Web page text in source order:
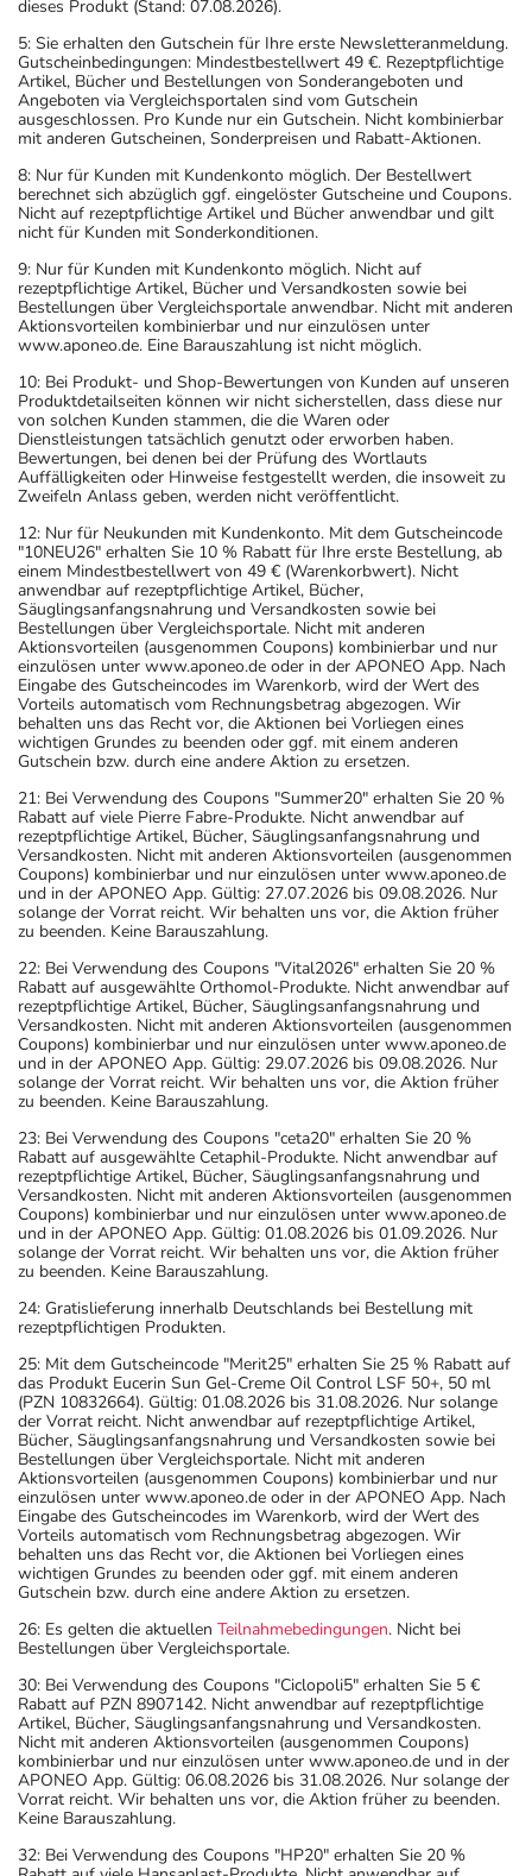
dieses Produkt (Stand: 07.08.2026).
5: Sie erhalten den Gutschein für Ihre erste Newsletteranmeldung.
Gutscheinbedingungen: Mindestbestellwert 49 €. Rezeptpflichtige
Artikel, Bücher und Bestellungen von Sonderangeboten und
Angeboten via Vergleichsportalen sind vom Gutschein
ausgeschlossen. Pro Kunde nur ein Gutschein. Nicht kombinierbar
mit anderen Gutscheinen, Sonderpreisen und Rabatt-Aktionen.
8: Nur für Kunden mit Kundenkonto möglich. Der Bestellwert
berechnet sich abzüglich ggf. eingelöster Gutscheine und Coupons.
Nicht auf rezeptpflichtige Artikel und Bücher anwendbar und gilt
nicht für Kunden mit Sonderkonditionen.
9: Nur für Kunden mit Kundenkonto möglich. Nicht auf
rezeptpflichtige Artikel, Bücher und Versandkosten sowie bei
Bestellungen über Vergleichsportale anwendbar. Nicht mit anderen
Aktionsvorteilen kombinierbar und nur einzulösen unter
www.aponeo.de. Eine Barauszahlung ist nicht möglich.
10: Bei Produkt- und Shop-Bewertungen von Kunden auf unseren
Produktdetailseiten können wir nicht sicherstellen, dass diese nur
von solchen Kunden stammen, die die Waren oder
Dienstleistungen tatsächlich genutzt oder erworben haben.
Bewertungen, bei denen bei der Prüfung des Wortlauts
Auffälligkeiten oder Hinweise festgestellt werden, die insoweit zu
Zweifeln Anlass geben, werden nicht veröffentlicht.
12: Nur für Neukunden mit Kundenkonto. Mit dem Gutscheincode
"10NEU26" erhalten Sie 10 % Rabatt für Ihre erste Bestellung, ab
einem Mindestbestellwert von 49 € (Warenkorbwert). Nicht
anwendbar auf rezeptpflichtige Artikel, Bücher,
Säuglingsanfangsnahrung und Versandkosten sowie bei
Bestellungen über Vergleichsportale. Nicht mit anderen
Aktionsvorteilen (ausgenommen Coupons) kombinierbar und nur
einzulösen unter www.aponeo.de oder in der APONEO App. Nach
Eingabe des Gutscheincodes im Warenkorb, wird der Wert des
Vorteils automatisch vom Rechnungsbetrag abgezogen. Wir
behalten uns das Recht vor, die Aktionen bei Vorliegen eines
wichtigen Grundes zu beenden oder ggf. mit einem anderen
Gutschein bzw. durch eine andere Aktion zu ersetzen.
21: Bei Verwendung des Coupons "Summer20" erhalten Sie 20 %
Rabatt auf viele Pierre Fabre-Produkte. Nicht anwendbar auf
rezeptpflichtige Artikel, Bücher, Säuglingsanfangsnahrung und
Versandkosten. Nicht mit anderen Aktionsvorteilen (ausgenommen
Coupons) kombinierbar und nur einzulösen unter www.aponeo.de
und in der APONEO App. Gültig: 27.07.2026 bis 09.08.2026. Nur
solange der Vorrat reicht. Wir behalten uns vor, die Aktion früher
zu beenden. Keine Barauszahlung.
22: Bei Verwendung des Coupons "Vital2026" erhalten Sie 20 %
Rabatt auf ausgewählte Orthomol-Produkte. Nicht anwendbar auf
rezeptpflichtige Artikel, Bücher, Säuglingsanfangsnahrung und
Versandkosten. Nicht mit anderen Aktionsvorteilen (ausgenommen
Coupons) kombinierbar und nur einzulösen unter www.aponeo.de
und in der APONEO App. Gültig: 29.07.2026 bis 09.08.2026. Nur
solange der Vorrat reicht. Wir behalten uns vor, die Aktion früher
zu beenden. Keine Barauszahlung.
23: Bei Verwendung des Coupons "ceta20" erhalten Sie 20 %
Rabatt auf ausgewählte Cetaphil-Produkte. Nicht anwendbar auf
rezeptpflichtige Artikel, Bücher, Säuglingsanfangsnahrung und
Versandkosten. Nicht mit anderen Aktionsvorteilen (ausgenommen
Coupons) kombinierbar und nur einzulösen unter www.aponeo.de
und in der APONEO App. Gültig: 01.08.2026 bis 01.09.2026. Nur
solange der Vorrat reicht. Wir behalten uns vor, die Aktion früher
zu beenden. Keine Barauszahlung.
24: Gratislieferung innerhalb Deutschlands bei Bestellung mit
rezeptpflichtigen Produkten.
25: Mit dem Gutscheincode "Merit25" erhalten Sie 25 % Rabatt auf
das Produkt Eucerin Sun Gel-Creme Oil Control LSF 50+, 50 ml
(PZN 10832664). Gültig: 01.08.2026 bis 31.08.2026. Nur solange
der Vorrat reicht. Nicht anwendbar auf rezeptpflichtige Artikel,
Bücher, Säuglingsanfangsnahrung und Versandkosten sowie bei
Bestellungen über Vergleichsportale. Nicht mit anderen
Aktionsvorteilen (ausgenommen Coupons) kombinierbar und nur
einzulösen unter www.aponeo.de oder in der APONEO App. Nach
Eingabe des Gutscheincodes im Warenkorb, wird der Wert des
Vorteils automatisch vom Rechnungsbetrag abgezogen. Wir
behalten uns das Recht vor, die Aktionen bei Vorliegen eines
wichtigen Grundes zu beenden oder ggf. mit einem anderen
Gutschein bzw. durch eine andere Aktion zu ersetzen.
26: Es gelten die aktuellen Teilnahmebedingungen. Nicht bei
Bestellungen über Vergleichsportale.
30: Bei Verwendung des Coupons "Ciclopoli5" erhalten Sie 5 €
Rabatt auf PZN 8907142. Nicht anwendbar auf rezeptpflichtige
Artikel, Bücher, Säuglingsanfangsnahrung und Versandkosten.
Nicht mit anderen Aktionsvorteilen (ausgenommen Coupons)
kombinierbar und nur einzulösen unter www.aponeo.de und in der
APONEO App. Gültig: 06.08.2026 bis 31.08.2026. Nur solange der
Vorrat reicht. Wir behalten uns vor, die Aktion früher zu beenden.
Keine Barauszahlung.
32: Bei Verwendung des Coupons "HP20" erhalten Sie 20 %